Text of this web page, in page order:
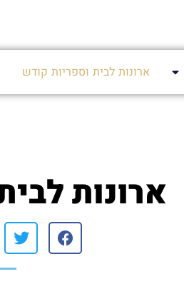
ארונות לבית וספריות קודש
ארונות